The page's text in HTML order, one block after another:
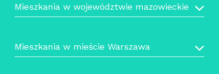
Mieszkania w województwie mazowieckie
Mieszkania w mieście Warszawa